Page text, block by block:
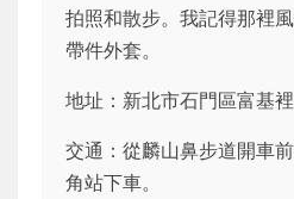
拍照和散步。我記得那裡
帶件外套。
地址：新北市石門區富基裡
交通：從麟山鼻步道開車
角站下車。